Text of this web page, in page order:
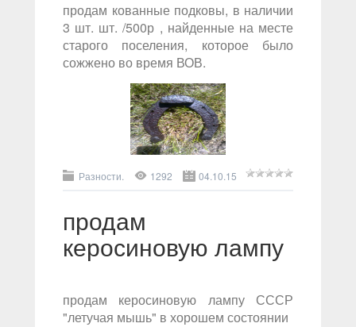
продам кованные подковы, в наличии
3 шт. шт. /500р , найденные на месте
старого поселения, которое было
сожжено во время ВОВ.
Разности. 1292 04.10.15
продам
керосиновую лампу
продам керосиновую лампу СССР
"летучая мышь" в хорошем состоянии